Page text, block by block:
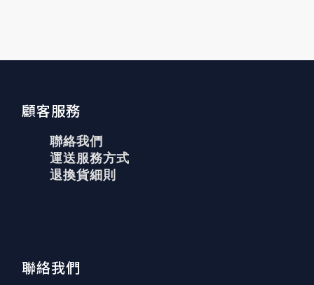
顧客服務
聯絡我們
運送服務方式
退換貨細則
聯絡我們